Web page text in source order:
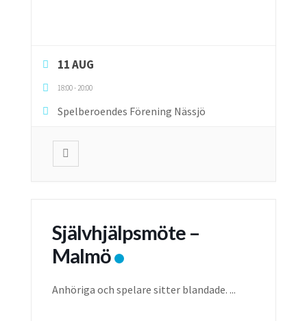
11 AUG
18:00- 20:00
Spelberoendes Förening Nässjö
Självhjälpsmöte –
Malmö
Anhöriga och spelare sitter blandade. ...